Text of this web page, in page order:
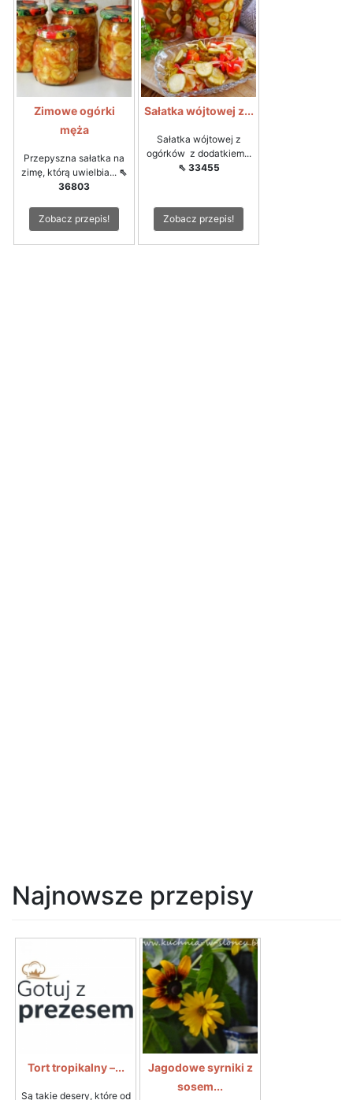
Zimowe ogórki
męża
Przepyszna sałatka na
zimę, którą uwielbia... ⇖
36803
Zobacz przepis!
Sałatka wójtowej z...
Sałatka wójtowej z
ogórków z dodatkiem...
⇖ 33455
Zobacz przepis!
Najnowsze przepisy
Tort tropikalny –...
Są takie desery, które od
Jagodowe syrniki z
sosem...